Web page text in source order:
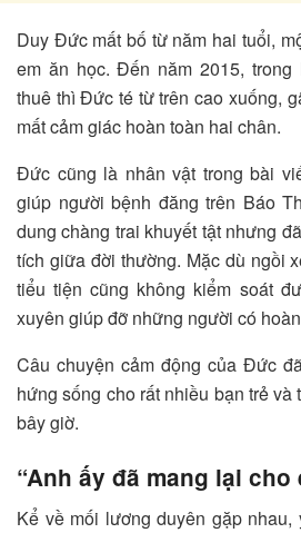
Duy Đức mất bố từ năm hai tuổi,
em ăn học. Đến năm 2015,
thuê thì Đức té từ trên cao xuống,
mất cảm giác hoàn toàn hai chân.
Đức cũng là nhân vật trong bài
giúp người bệnh đăng trên Báo
dung chàng trai khuyết tật nhưng
tích giữa đời thường. Mặc dù ngồi
tiểu tiện cũng không kiểm soát
xuyên giúp đỡ những người có
Câu chuyện cảm động của Đức
hứng sống cho rất nhiều bạn trẻ
bây giờ.
“Anh ấy đã mang lại
Kể về mối lương duyên gặp